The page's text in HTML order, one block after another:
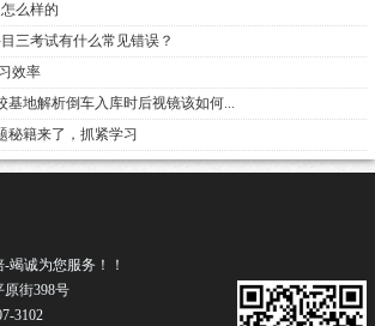
么样的
三考试有什么常见错误？
效率
基地解析倒车入库时后视镜该如何...
秘籍来了，抓紧学习
竭诚为您服务！！
街398号
3102